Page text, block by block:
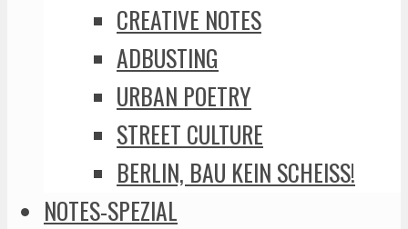
CREATIVE NOTES
ADBUSTING
URBAN POETRY
STREET CULTURE
BERLIN, BAU KEIN SCHEISS!
NOTES-SPEZIAL